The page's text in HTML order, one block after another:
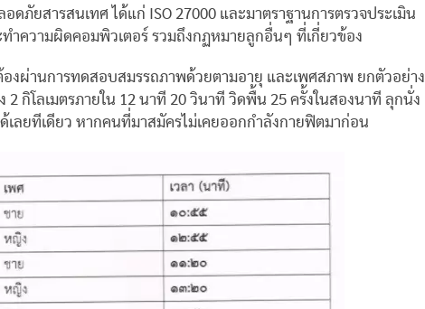
ดภัยสารสนเทศ ได้แก่ ISO 27000 และมาตราฐานการตรวจประเมิน
ทำความผิดคอมพิวเตอร์ รวมถึงกฏหมายลูกอื่นๆ ที่เกี่ยวข้อง
งผ่านการทดสอบสมรรถภาพด้วยตามอายุ และเพศสภาพ ยกตัวอย่าง
กิโลเมตรภายใน 12 นาที 20 วินาที วิดพื้น 25 ครั้งในสองนาที ลุกนั่ง
ด้เลยทีเดียว หากคนที่มาสมัครไม่เคยออกกำลังกายฟิตมาก่อน